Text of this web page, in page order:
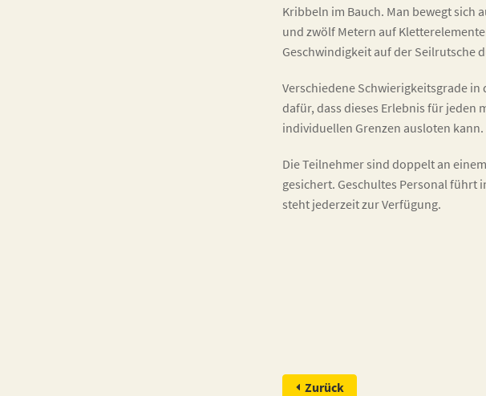
Kribbeln im Bauch. Man bewegt sich
und zwölf Metern auf
Geschwindigkeit auf der Seilrutsche
Verschiedene Schwierigkeitsgrade
dafür, dass dieses Erlebnis für jeden
individuellen Grenzen ausloten kann.
Die Teilnehmer sind doppelt an
gesichert. Geschultes Personal führt
steht jederzeit zur Verfügung.
Zurück